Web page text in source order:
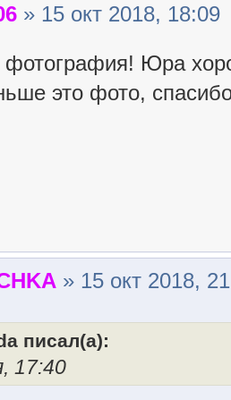
» 15 окт 2018, 18:09
фотография! Юра
это фото,
» 15 окт 2018,
писал(а):
17:40